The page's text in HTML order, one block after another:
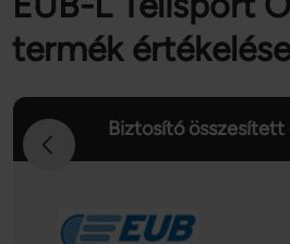
termék
Biztosító összesített